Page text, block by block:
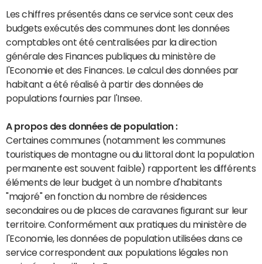
Les chiffres présentés dans ce service sont ceux des
budgets exécutés des communes dont les données
comptables ont été centralisées par la direction
générale des Finances publiques du ministère de
l'Economie et des Finances. Le calcul des données par
habitant a été réalisé à partir des données de
populations fournies par l'Insee.
A propos des données de population :
Certaines communes (notamment les communes
touristiques de montagne ou du littoral dont la population
permanente est souvent faible) rapportent les différents
éléments de leur budget à un nombre d'habitants
"majoré" en fonction du nombre de résidences
secondaires ou de places de caravanes figurant sur leur
territoire. Conformément aux pratiques du ministère de
l'Economie, les données de population utilisées dans ce
service correspondent aux populations légales non